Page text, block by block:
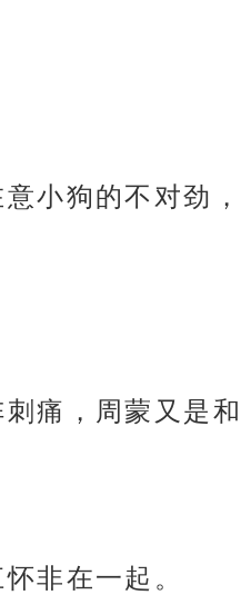
小狗的不对劲
痛，周蒙又是和
非在一起。